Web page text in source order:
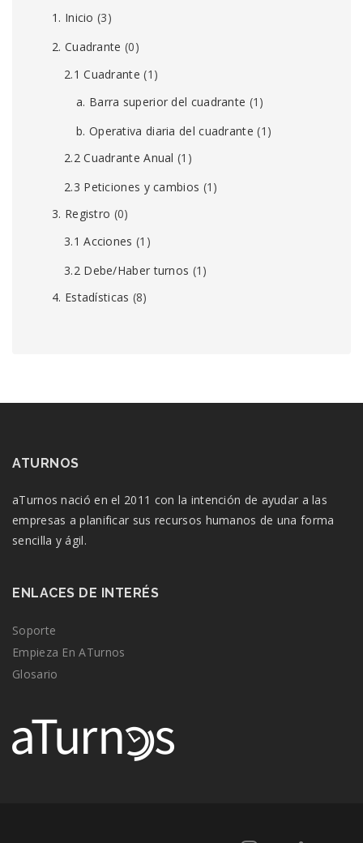
1. Inicio (3)
2. Cuadrante (0)
2.1 Cuadrante (1)
a. Barra superior del cuadrante (1)
b. Operativa diaria del cuadrante (1)
2.2 Cuadrante Anual (1)
2.3 Peticiones y cambios (1)
3. Registro (0)
3.1 Acciones (1)
3.2 Debe/Haber turnos (1)
4. Estadísticas (8)
ATURNOS
aTurnos nació en el 2011 con la intención de ayudar a las
empresas a planificar sus recursos humanos de una forma
sencilla y ágil.
ENLACES DE INTERÉS
Soporte
Empieza En ATurnos
Glosario